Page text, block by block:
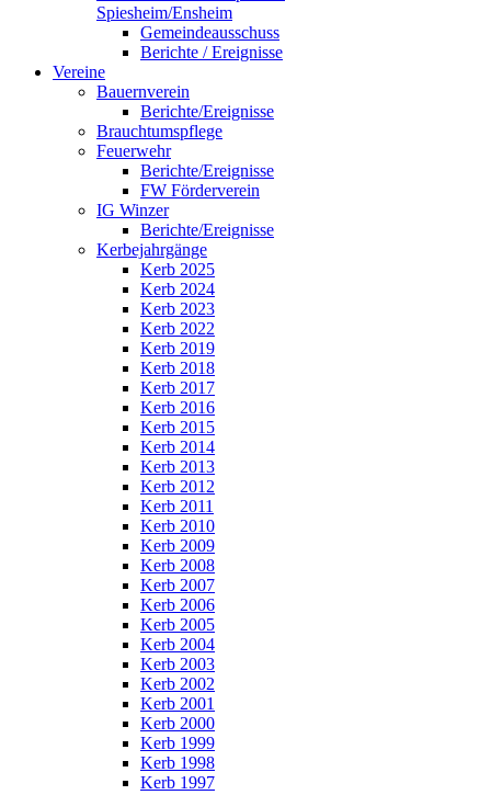
Spiesheim/Ensheim
Gemeindeausschuss
Berichte / Ereignisse
Vereine
Bauernverein
Berichte/Ereignisse
Brauchtumspflege
Feuerwehr
Berichte/Ereignisse
FW Förderverein
IG Winzer
Berichte/Ereignisse
Kerbejahrgänge
Kerb 2025
Kerb 2024
Kerb 2023
Kerb 2022
Kerb 2019
Kerb 2018
Kerb 2017
Kerb 2016
Kerb 2015
Kerb 2014
Kerb 2013
Kerb 2012
Kerb 2011
Kerb 2010
Kerb 2009
Kerb 2008
Kerb 2007
Kerb 2006
Kerb 2005
Kerb 2004
Kerb 2003
Kerb 2002
Kerb 2001
Kerb 2000
Kerb 1999
Kerb 1998
Kerb 1997